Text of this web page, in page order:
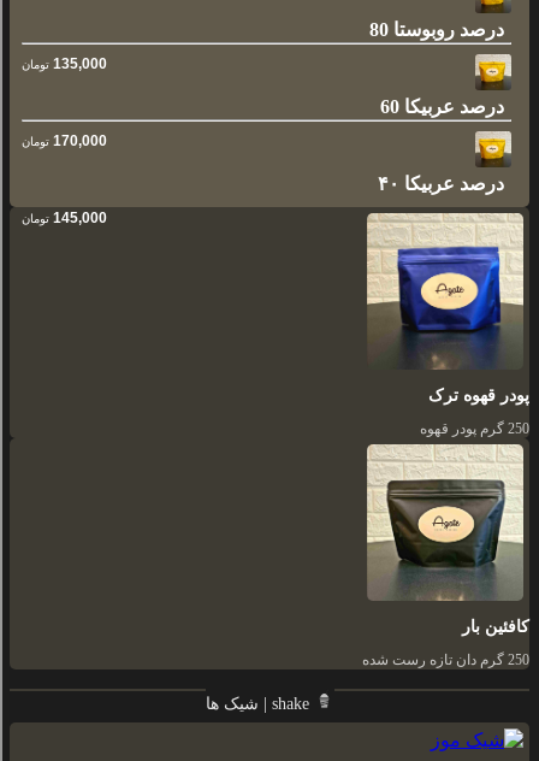
80 درصد روبوستا
135,000 تومان
60 درصد عربیکا
170,000 تومان
۴۰ درصد عربیکا
145,000 تومان
پودر قهوه ترک
250 گرم پودر قهوه
کافئین بار
250 گرم دان تازه رست شده
شیک ها | shake